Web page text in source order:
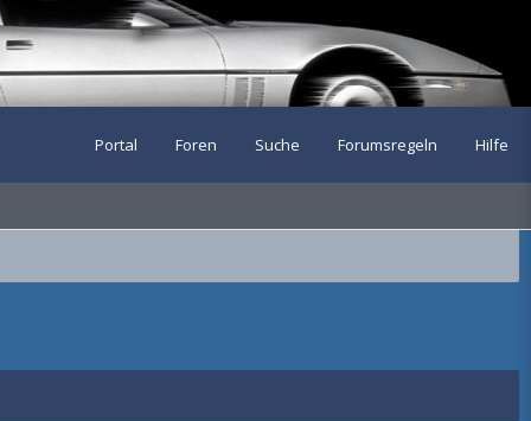
Portal Foren Suche Forumsregeln Hilfe